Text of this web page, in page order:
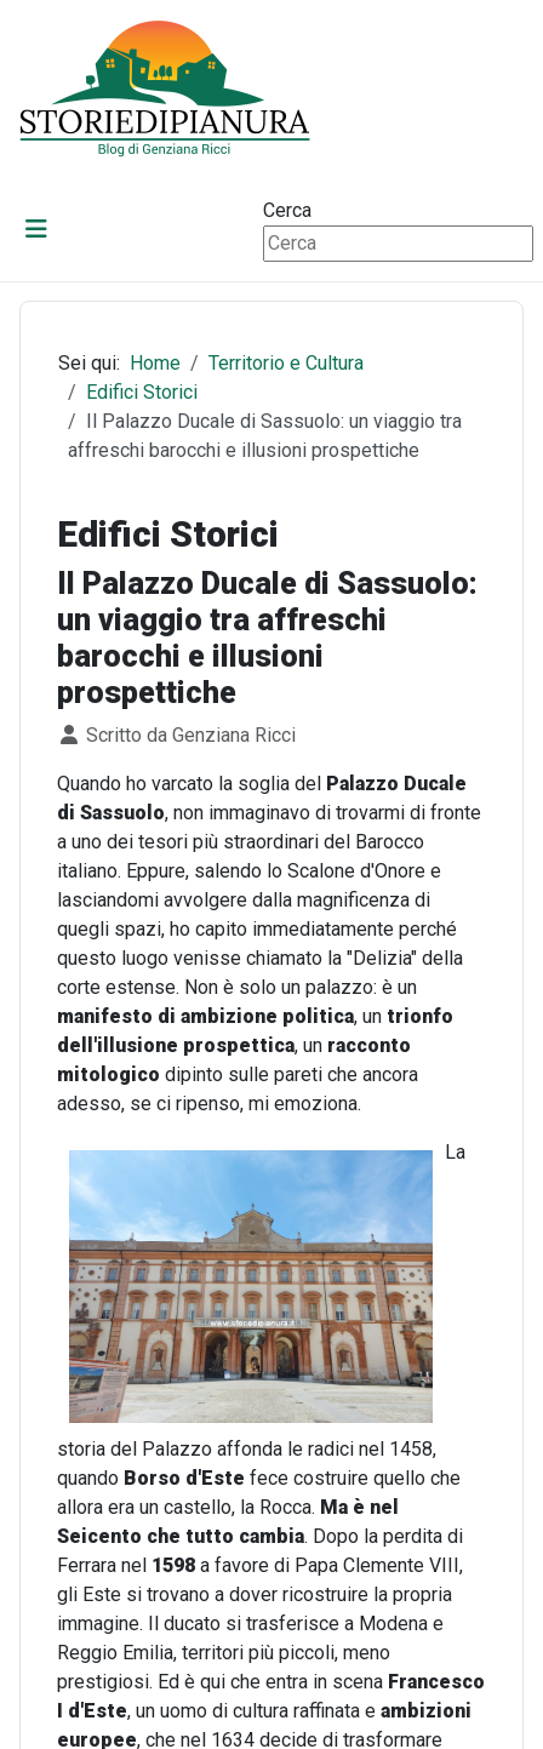
Cerca
Sei qui: Home
Territorio e Cultura
Edifici Storici
Il Palazzo Ducale di Sassuolo: un viaggio tra
affreschi barocchi e illusioni prospettiche
Edifici Storici
Il Palazzo Ducale di Sassuolo:
un viaggio tra affreschi
barocchi e illusioni
prospettiche
Dettagli
Scritto da Genziana Ricci
Quando ho varcato la soglia del Palazzo Ducale
di Sassuolo, non immaginavo di trovarmi di fronte
a uno dei tesori più straordinari del Barocco
italiano. Eppure, salendo lo Scalone d'Onore e
lasciandomi avvolgere dalla magnificenza di
quegli spazi, ho capito immediatamente perché
questo luogo venisse chiamato la "Delizia" della
corte estense. Non è solo un palazzo: è un
manifesto di ambizione politica, un trionfo
dell'illusione prospettica, un racconto
mitologico dipinto sulle pareti che ancora
adesso, se ci ripenso, mi emoziona.
La
storia del Palazzo affonda le radici nel 1458,
quando Borso d'Este fece costruire quello che
allora era un castello, la Rocca. Ma è nel
Seicento che tutto cambia. Dopo la perdita di
Ferrara nel 1598 a favore di Papa Clemente VIII,
gli Este si trovano a dover ricostruire la propria
immagine. Il ducato si trasferisce a Modena e
Reggio Emilia, territori più piccoli, meno
prestigiosi. Ed è qui che entra in scena Francesco
I d'Este, un uomo di cultura raffinata e ambizioni
europee, che nel 1634 decide di trasformare